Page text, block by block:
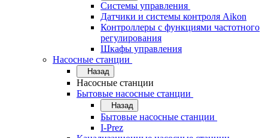
Системы управления
Датчики и системы контроля Aikon
Контроллеры с функциями частотного
регулирования
Шкафы управления
Насосные станции
Назад
Насосные станции
Бытовые насосные станции
Назад
Бытовые насосные станции
I-Prez